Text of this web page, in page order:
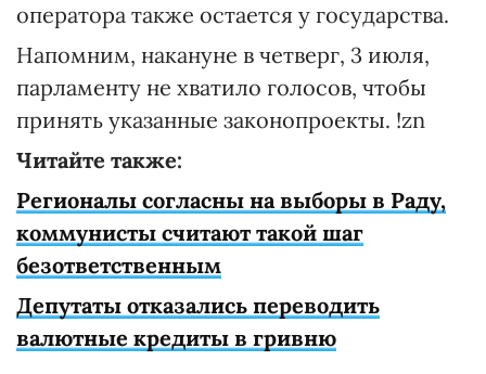
оператора также остается у государства.
Напомним, накануне в четверг, 3 июля,
парламенту не хватило голосов, чтобы
принять указанные законопроекты. !zn
Читайте также:
Регионалы согласны на выборы в Раду,
коммунисты считают такой шаг
безответственным
Депутаты отказались переводить
валютные кредиты в гривню